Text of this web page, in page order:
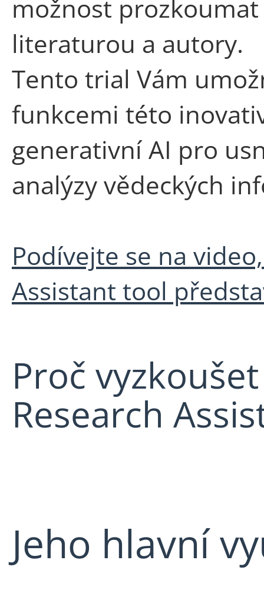
možnost
literaturou a autory.
Tento trial Vám
funkcemi této
generativní AI pro
analýzy vědeckých
Podívejte se na
Assistant tool
Proč
Research
Jeho hlavní